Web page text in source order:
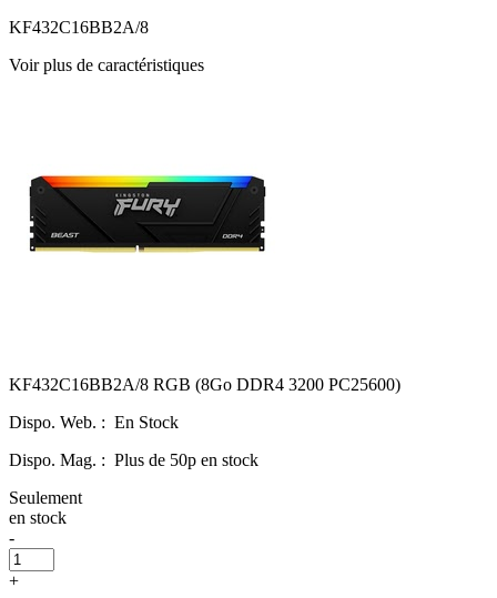
KF432C16BB2A/8
Voir plus de caractéristiques
KF432C16BB2A/8 RGB (8Go DDR4 3200 PC25600)
Dispo. Web. : En Stock
Dispo. Mag. : Plus de 50p en stock
Seulement
en stock
-
+